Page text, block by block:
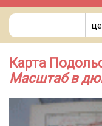
Карта
Масштаб в